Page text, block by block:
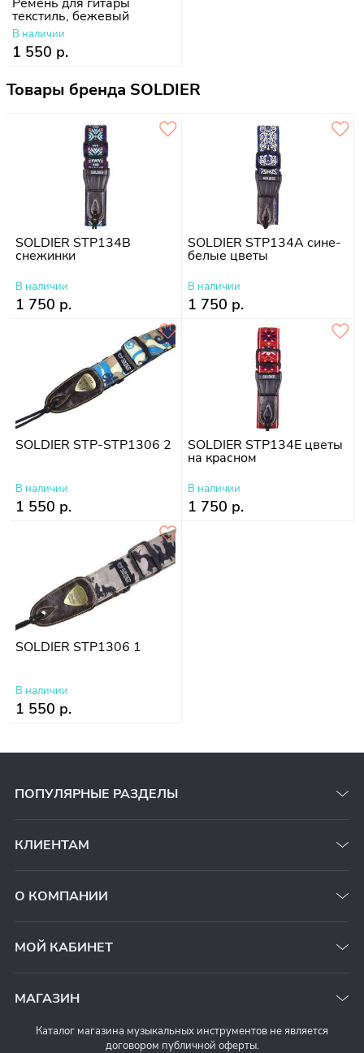
текстиль, бежевый
В наличии
1 550 р.
Товары бренда SOLDIER
SOLDIER STP134B
снежинки
В наличии
1 750 р.
SOLDIER STP134A сине-
белые цветы
В наличии
1 750 р.
SOLDIER STP-STP1306 2
В наличии
1 550 р.
SOLDIER STP134E цветы
на красном
В наличии
1 750 р.
SOLDIER STP1306 1
В наличии
1 550 р.
ПОПУЛЯРНЫЕ РАЗДЕЛЫ
КЛИЕНТАМ
О КОМПАНИИ
МОЙ КАБИНЕТ
МАГАЗИН
Каталог магазина музыкальных инструментов не является
договором публичной оферты.